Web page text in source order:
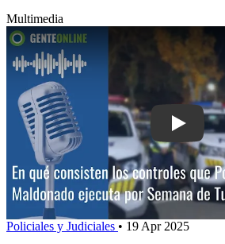
Multimedia
Play: En
Policiales y Judiciales • 19 Apr 2025